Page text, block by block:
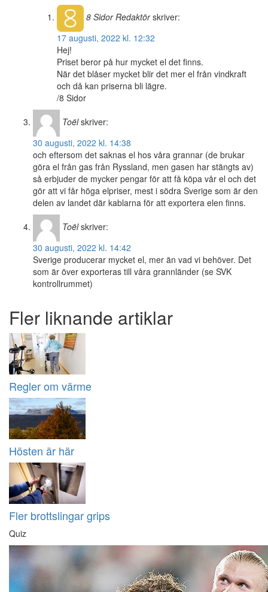
8 SidorRedaktör skriver:
17 augusti, 2022 kl. 12:32
Hej!
Priset beror på hur mycket el det finns.
När det blåser mycket blir det mer el från vindkraft
och då kan priserna bli lägre.
/8 Sidor
Toël skriver:
30 augusti, 2022 kl. 14:38
och eftersom det saknas el hos våra grannar (de brukar
göra el från gas från Ryssland, men gasen har stängts av)
så erbjuder de mycker pengar för att få köpa vår el och det
gör att vi får höga elpriser, mest i södra Sverige som är den
delen av landet där kablarna för att exportera elen finns.
Toël skriver:
30 augusti, 2022 kl. 14:42
Sverige producerar mycket el, mer än vad vi behöver. Det
som är över exporteras till våra grannländer (se SVK
kontrollrummet)
Fler liknande artiklar
Regler om värme
Hösten är här
Fler brottslingar grips
Quiz